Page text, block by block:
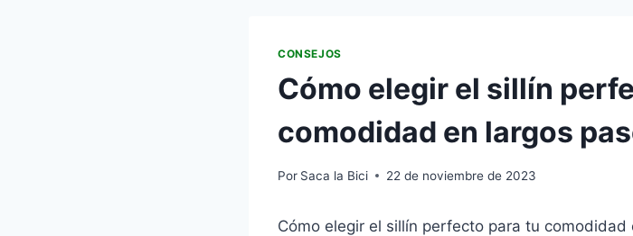
CONSEJOS
Cómo elegir el sillín
comodidad en largos
Por Saca la Bici 22 de noviembre de 2023
Cómo elegir el sillín perfecto para tu comodidad